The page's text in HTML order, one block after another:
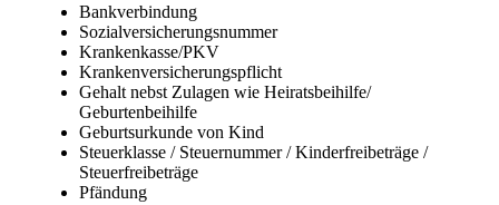
Bankverbindung
Sozialversicherungsnummer
Krankenkasse/PKV
Krankenversicherungspflicht
Gehalt nebst Zulagen wie Heiratsbeihilfe/
Geburtenbeihilfe
Geburtsurkunde von Kind
Steuerklasse / Steuernummer / Kinderfreibeträge /
Steuerfreibeträge
Pfändung